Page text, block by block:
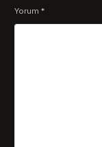
Yorum*